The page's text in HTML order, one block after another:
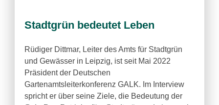
Stadtgrün bedeutet Leben
Rüdiger Dittmar, Leiter des Amts für Stadtgrün
und Gewässer in Leipzig, ist seit Mai 2022
Präsident der Deutschen
Gartenamtsleiterkonferenz GALK. Im Interview
spricht er über seine Ziele, die Bedeutung der